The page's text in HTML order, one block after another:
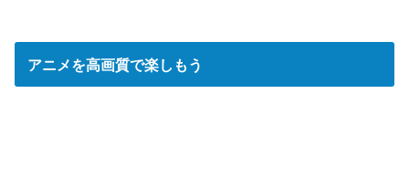
アニメを高画質で楽しもう